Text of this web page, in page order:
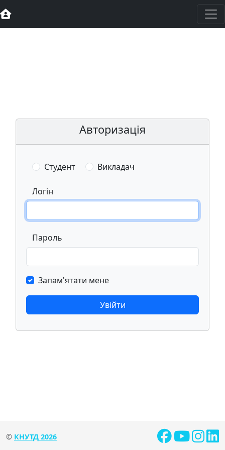
Авторизація
Студент Викладач
Логін
Пароль
Запам'ятати мене
Увійти
© КНУТД 2026